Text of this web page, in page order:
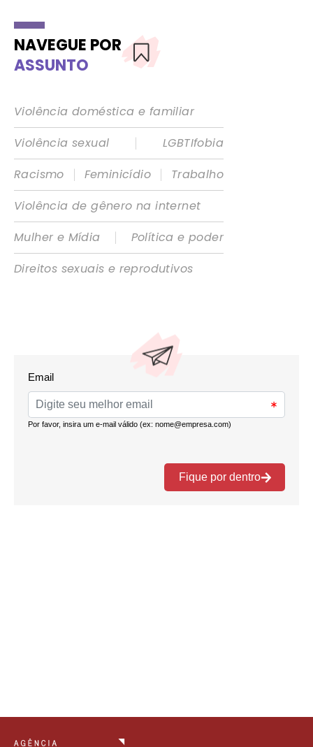
NAVEGUE POR
ASSUNTO
Violência doméstica e familiar
Violência sexual
|
LGBTIfobia
Racismo
| Feminicídio |
Trabalho
Violência de gênero na internet
Mulher e Mídia
|
Política e poder
Direitos sexuais e reprodutivos